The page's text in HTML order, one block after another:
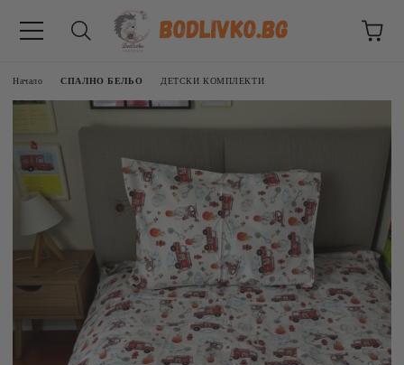
Начало СПАЛНО БЕЛЬО ДЕТСКИ КОМПЛЕКТИ